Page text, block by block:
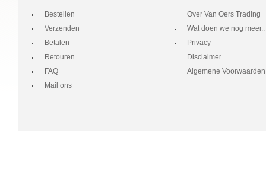
Bestellen
Verzenden
Betalen
Retouren
FAQ
Mail ons
Over Van Oers Trading
Wat doen we nog meer..
Privacy
Disclaimer
Algemene Voorwaarden